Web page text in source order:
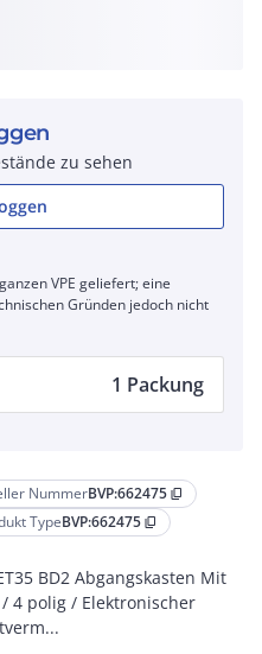
NummerBVP:662475 content_copy
TypeBVP:662475 content_copy
BD2 Abgangskasten Mit
4 polig / Elektronischer
zu sehen
VPE geliefert; eine
Gründen jedoch nicht
1 Packung